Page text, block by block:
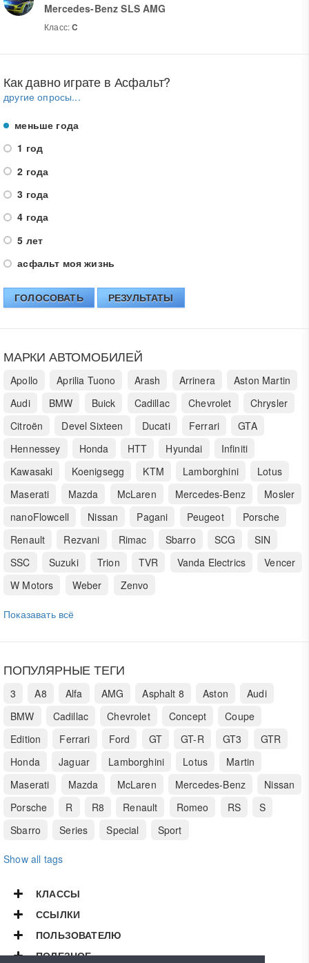
Mercedes-Benz SLS AMG
Класс:C
Как давно играте в Асфальт?
другие опросы...
меньше года
1 год
2 года
3 года
4 года
5 лет
асфальт моя жизнь
ГОЛОСОВАТЬ РЕЗУЛЬТАТЫ
МАРКИ АВТОМОБИЛЕЙ
Apollo Aprilia Tuono Arash Arrinera
Aston Martin
Audi
BMW Buick Cadillac Chevrolet
Chrysler
Citroën
Devel Sixteen Ducati Ferrari
GTA
Hennessey
Honda HTT Hyundai
Infiniti
Kawasaki
Koenigsegg KTM Lamborghini
Lotus
Maserati
Mazda McLaren Mercedes-Benz
Mosler
nanoFlowcell
Nissan Pagani Peugeot
Porsche
Renault
Rezvani Rimac Sbarro SCG
SIN
SSC
Suzuki Trion TVR Vanda Electrics
Vencer
W Motors
Weber Zenvo
Показавать всё
ПОПУЛЯРНЫЕ ТЕГИ
3 A8 Alfa AMG Asphalt 8 Aston
Audi
BMW
Cadillac Chevrolet Concept
Coupe
Edition
Ferrari Ford GT GT-R GT3
GTR
Honda
Jaguar Lamborghini Lotus
Martin
Maserati
Mazda McLaren Mercedes-Benz
Nissan
Porsche
R R8 Renault Romeo RS
S
Sbarro
Series Special Sport
Show all tags
КЛАССЫ
ССЫЛКИ
ПОЛЬЗОВАТЕЛЮ
ПОЛЕЗНОЕ